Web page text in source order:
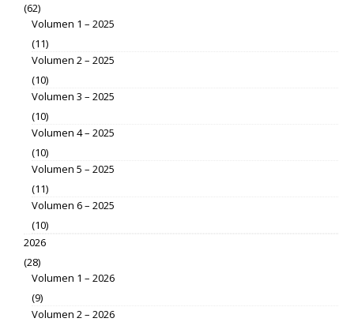
(62)
Volumen 1 – 2025
(11)
Volumen 2 – 2025
(10)
Volumen 3 – 2025
(10)
Volumen 4 – 2025
(10)
Volumen 5 – 2025
(11)
Volumen 6 – 2025
(10)
2026
(28)
Volumen 1 – 2026
(9)
Volumen 2 – 2026